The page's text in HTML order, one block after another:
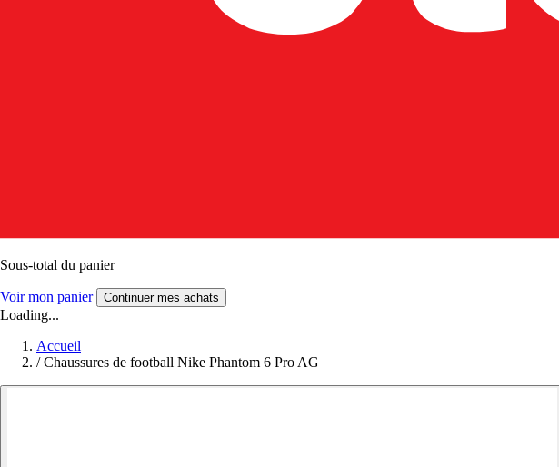
Sous-total du panier
Voir mon panier Continuer mes achats
Loading...
Accueil
/ Chaussures de football Nike Phantom 6 Pro AG